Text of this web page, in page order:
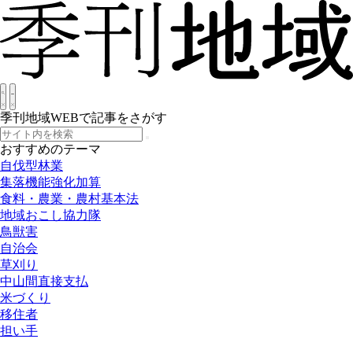
季刊地域WEBで記事をさがす
おすすめのテーマ
自伐型林業
集落機能強化加算
食料・農業・農村基本法
地域おこし協力隊
鳥獣害
自治会
草刈り
中山間直接支払
米づくり
移住者
担い手